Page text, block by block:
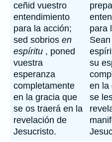
ceñid vuestro
entendimiento
para la acción;
sed sobrios en
espíritu , poned
vuestra
esperanza
completamente
en la gracia que
se os traerá en la
revelación de
Jesucristo.
para
su
en la
se